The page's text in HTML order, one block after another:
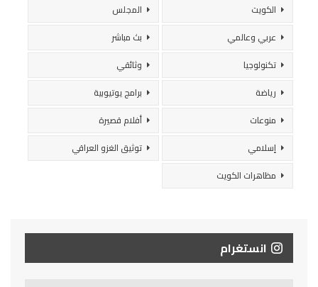
الكويت
المجلس
عربي وعالمي
بث مباشر
تكنولوجيا
وثائقي
رياضة
برامج يوتيوبية
منوعات
أفلام قصيرة
إسلامي
توثيق الغزو العراقي
مظاهرات الكويت
انستغرام